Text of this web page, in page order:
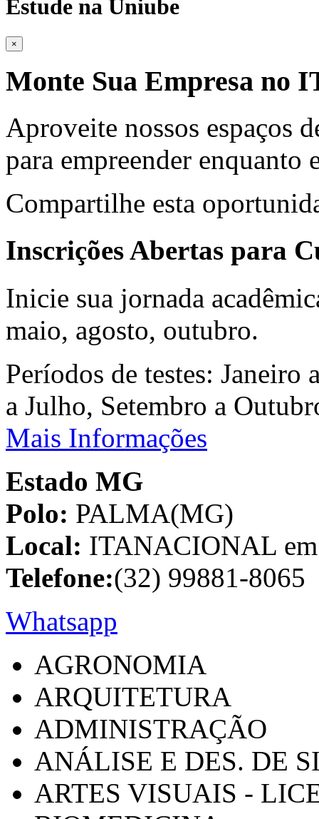
Estude na Uniube
×
Monte Sua Empresa no
Aproveite nossos espaços
para empreender enquanto
Compartilhe esta
Inscrições Abertas para
Inicie sua jornada
maio, agosto, outubro.
Períodos de testes:
a Julho, Setembro a
Mais Informações
Estado MG
Polo: PALMA(MG)
Local: ITANACIONAL
Telefone:(32) 99881-8065
Whatsapp
AGRONOMIA
ARQUITETURA
ADMINISTRAÇÃO
ANÁLISE E DES. DE
ARTES VISUAIS -